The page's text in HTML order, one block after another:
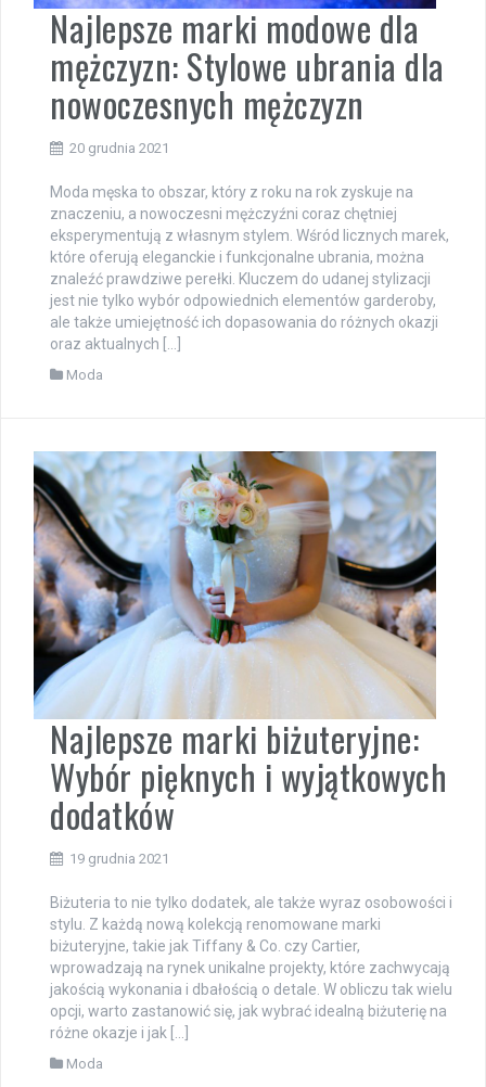
Najlepsze marki modowe dla
mężczyzn: Stylowe ubrania dla
nowoczesnych mężczyzn
20 grudnia 2021
Moda męska to obszar, który z roku na rok zyskuje na
znaczeniu, a nowoczesni mężczyźni coraz chętniej
eksperymentują z własnym stylem. Wśród licznych marek,
które oferują eleganckie i funkcjonalne ubrania, można
znaleźć prawdziwe perełki. Kluczem do udanej stylizacji
jest nie tylko wybór odpowiednich elementów garderoby,
ale także umiejętność ich dopasowania do różnych okazji
oraz aktualnych […]
Moda
Najlepsze marki biżuteryjne:
Wybór pięknych i wyjątkowych
dodatków
19 grudnia 2021
Biżuteria to nie tylko dodatek, ale także wyraz osobowości i
stylu. Z każdą nową kolekcją renomowane marki
biżuteryjne, takie jak Tiffany & Co. czy Cartier,
wprowadzają na rynek unikalne projekty, które zachwycają
jakością wykonania i dbałością o detale. W obliczu tak wielu
opcji, warto zastanowić się, jak wybrać idealną biżuterię na
różne okazje i jak […]
Moda